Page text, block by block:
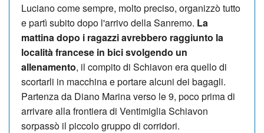
Luciano come sempre, molto preciso, organizzò tutto
e partì subito dopo l'arrivo della Sanremo. La
mattina dopo i ragazzi avrebbero raggiunto la
località francese in bici svolgendo un
allenamento, il compito di Schiavon era quello di
scortarli in macchina e portare alcuni dei bagagli.
Partenza da Diano Marina verso le 9, poco prima di
arrivare alla frontiera di Ventimiglia Schiavon
sorpassò il piccolo gruppo di corridori.